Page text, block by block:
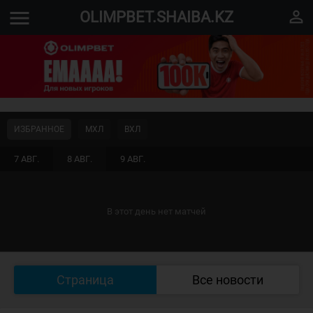
menu OLIMPBET.SHAIBA.KZ perm_identity
7 АВГ. 8 АВГ. 9 АВГ.
ИЗБРАННОЕ МХЛ ВХЛ
В этот день нет матчей
Страница Все новости